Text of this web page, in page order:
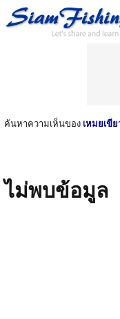
ค้นหาความเห็นของ เหมยเขีย
ไม่พบข้อมูล